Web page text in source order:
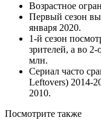
Возрастное
Первый сезон
января 2020.
1-й сезон
зрителей, а во 2-
млн.
Сериал часто
Leftovers) 2014-
2010.
Посмотрите также